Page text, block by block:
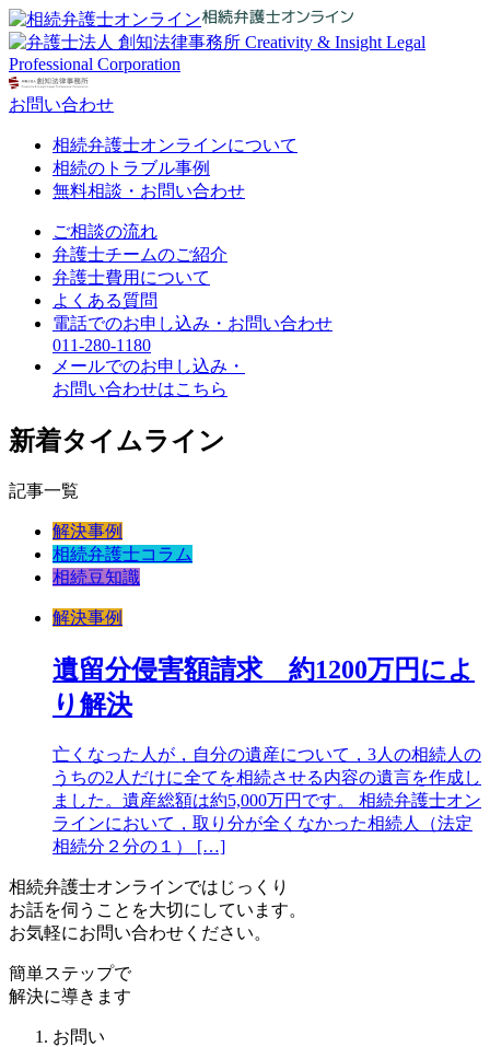
お問い合わせ
相続弁護士オンラインについて
相続のトラブル事例
無料相談・お問い合わせ
ご相談の流れ
弁護士チームのご紹介
弁護士費用について
よくある質問
電話でのお申し込み・お問い合わせ
011-280-1180
メールでのお申し込み・
お問い合わせはこちら
新着タイムライン
記事一覧
解決事例
相続弁護士コラム
相続豆知識
解決事例
遺留分侵害額請求 約1200万円によ
り解決
亡くなった人が，自分の遺産について，3人の相続人の
うちの2人だけに全てを相続させる内容の遺言を作成し
ました。遺産総額は約5,000万円です。 相続弁護士オン
ラインにおいて，取り分が全くなかった相続人（法定
相続分２分の１） […]
相続弁護士オンラインではじっくり
お話を伺うことを大切にしています。
お気軽にお問い合わせください。
簡単ステップで
解決に導きます
お問い